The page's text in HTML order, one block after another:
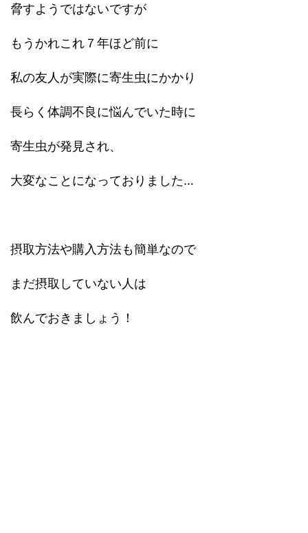
脅すようではないですが
もうかれこれ７年ほど前に
私の友人が実際に寄生虫にかかり
長らく体調不良に悩んでいた時に
寄生虫が発見され、
大変なことになっておりました…
摂取方法や購入方法も簡単なので
まだ摂取していない人は
飲んでおきましょう！